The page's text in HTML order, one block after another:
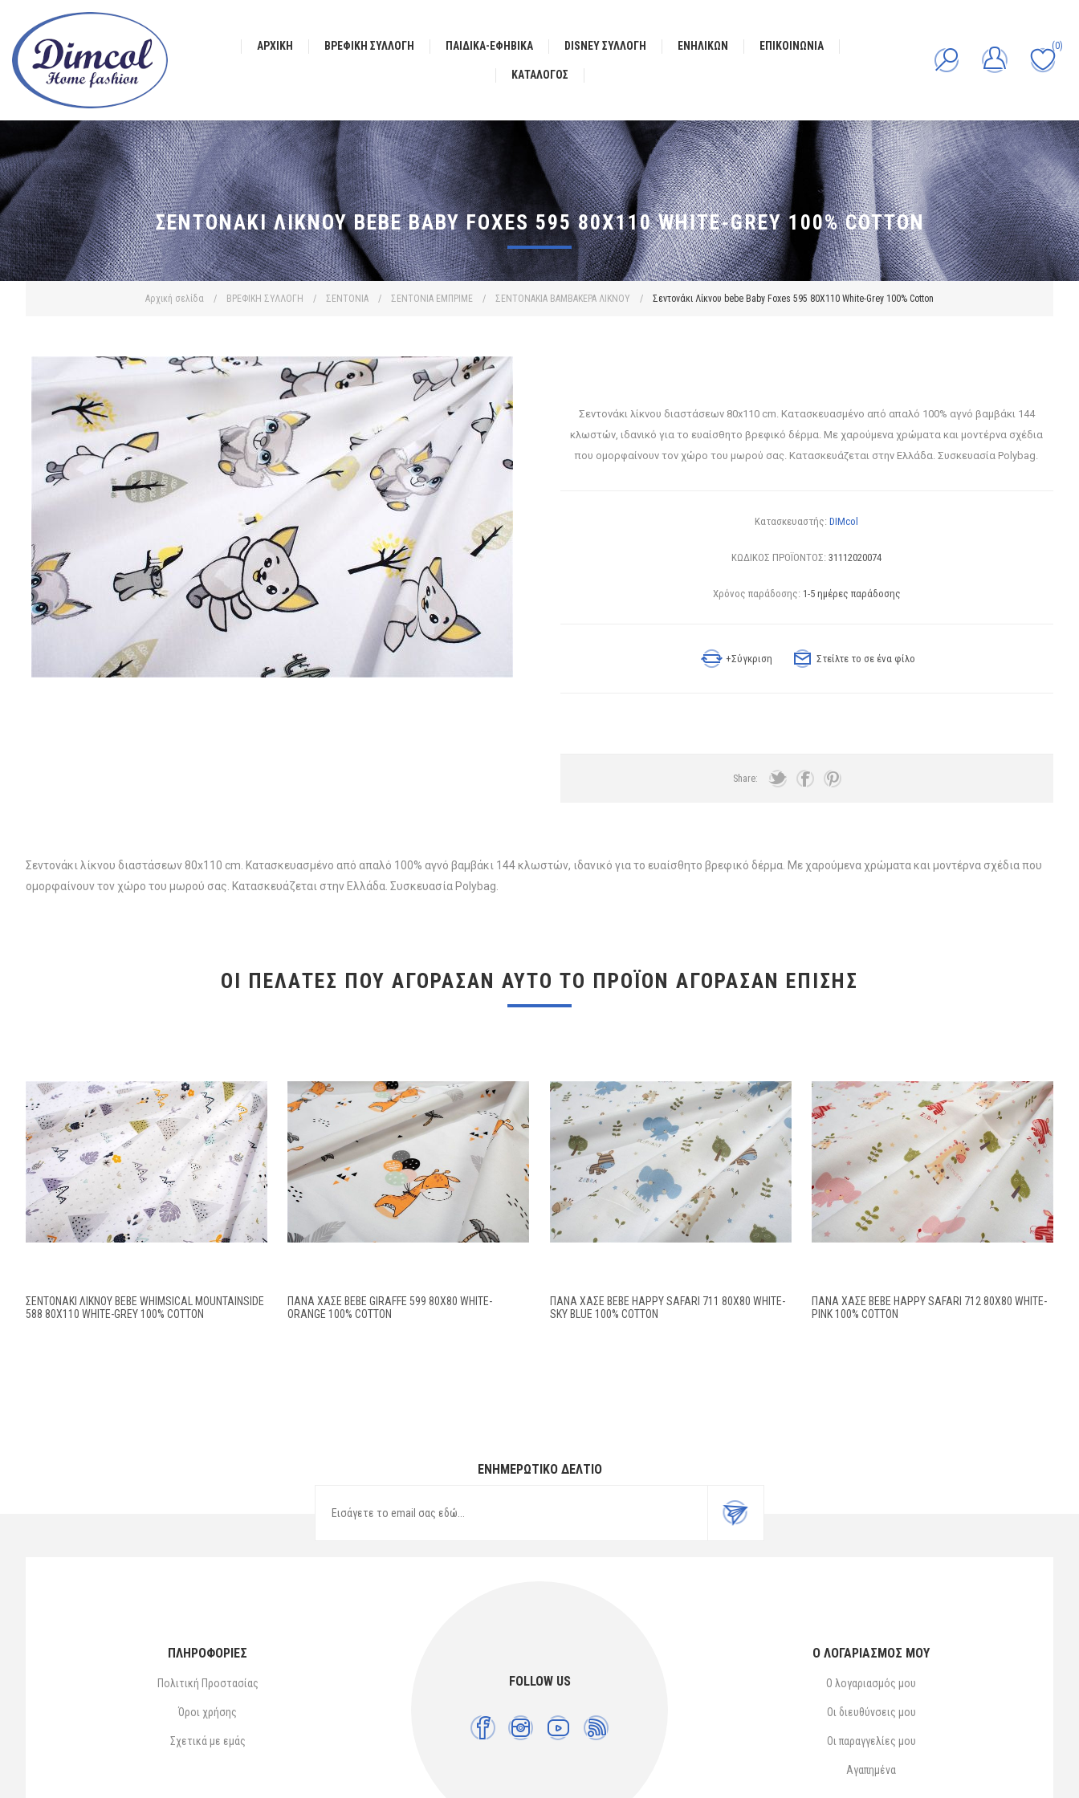
ΑΡΧΙΚΉ ΒΡΕΦΙΚΗ ΣΥΛΛΟΓΗ ΠΑΙΔΙΚΑ-ΕΦΗΒΙΚΑ DISNEY ΣΥΛΛΟΓΗ ΕΝΗΛΙΚΩΝ ΕΠΙΚΟΙΝΩΝΊΑ
ΚΑΤΆΛΟΓΟΣ
(0)
Αρχική σελίδα / ΒΡΕΦΙΚΗ ΣΥΛΛΟΓΗ / ΣΕΝΤΟΝΙΑ / ΣΕΝΤΟΝΙΑ ΕΜΠΡΙΜΕ / ΣΕΝΤΟΝΑΚΙΑ ΒΑΜΒΑΚΕΡΑ ΛΙΚΝΟΥ / Σεντονάκι Λίκνου bebe Baby Foxes 595 80X110 White-Grey 100% Cotton
ΣΕΝΤΟΝΆΚΙ ΛΊΚΝΟΥ BEBE BABY FOXES 595 80X110 WHITE-GREY 100% COTTON
Σεντονάκι λίκνου διαστάσεων 80x110 cm. Κατασκευασμένο από απαλό 100% αγνό βαμβάκι 144
κλωστών, ιδανικό για το ευαίσθητο βρεφικό δέρμα. Με χαρούμενα χρώματα και μοντέρνα σχέδια
που ομορφαίνουν τον χώρο του μωρού σας. Κατασκευάζεται στην Ελλάδα. Συσκευασία Polybag.
Κατασκευαστής: DIMcol
ΚΩΔΙΚΟΣ ΠΡΟΪΟΝΤΟΣ: 31112020074
Χρόνος παράδοσης: 1-5 ημέρες παράδοσης
+Σύγκριση Στείλτε το σε ένα φίλο
Share:
Σεντονάκι λίκνου διαστάσεων 80x110 cm. Κατασκευασμένο από απαλό 100% αγνό βαμβάκι 144 κλωστών, ιδανικό για το ευαίσθητο βρεφικό δέρμα. Με χαρούμενα χρώματα και μοντέρνα σχέδια που
ομορφαίνουν τον χώρο του μωρού σας. Κατασκευάζεται στην Ελλάδα. Συσκευασία Polybag.
ΟΙ ΠΕΛΆΤΕΣ ΠΟΥ ΑΓΌΡΑΣΑΝ ΑΥΤΌ ΤΟ ΠΡΟΪΌΝ ΑΓΌΡΑΣΑΝ ΕΠΊΣΗΣ
ΣΕΝΤΟΝΆΚΙ ΛΊΚΝΟΥ BEBE WHIMSICAL MOUNTAINSIDE
588 80X110 WHITE-GREY 100% COTTON
ΠΆΝΑ ΧΑΣΈ BEBE GIRAFFE 599 80X80 WHITE-
ORANGE 100% COTTON
ΠΆΝΑ ΧΑΣΈ BEBE HAPPY SAFARI 711 80X80 WHITE-
SKY BLUE 100% COTTON
ΠΆΝΑ ΧΑΣΈ BEBE HAPPY SAFARI 712 80X80 WHITE-
PINK 100% COTTON
ΕΝΗΜΕΡΩΤΙΚΌ ΔΕΛΤΊΟ
FOLLOW US
ΠΛΗΡΟΦΟΡΙΕΣ
Πολιτική Προστασίας
Όροι χρήσης
Σχετικά με εμάς
Ο ΛΟΓΑΡΙΑΣΜΌΣ ΜΟΥ
Ο λογαριασμός μου
Οι διευθύνσεις μου
Οι παραγγελίες μου
Αγαπημένα